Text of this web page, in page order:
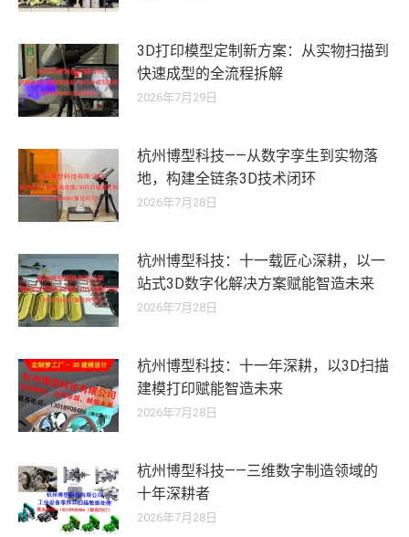
3D打印模型定制新方案：从实物扫描到
快速成型的全流程拆解
2026年7月29日
杭州博型科技——从数字孪生到实物落
地，构建全链条3D技术闭环
2026年7月28日
杭州博型科技：十一载匠心深耕，以一
站式3D数字化解决方案赋能智造未来
2026年7月28日
杭州博型科技：十一年深耕，以3D扫描
建模打印赋能智造未来
2026年7月28日
杭州博型科技——三维数字制造领域的
十年深耕者
2026年7月28日